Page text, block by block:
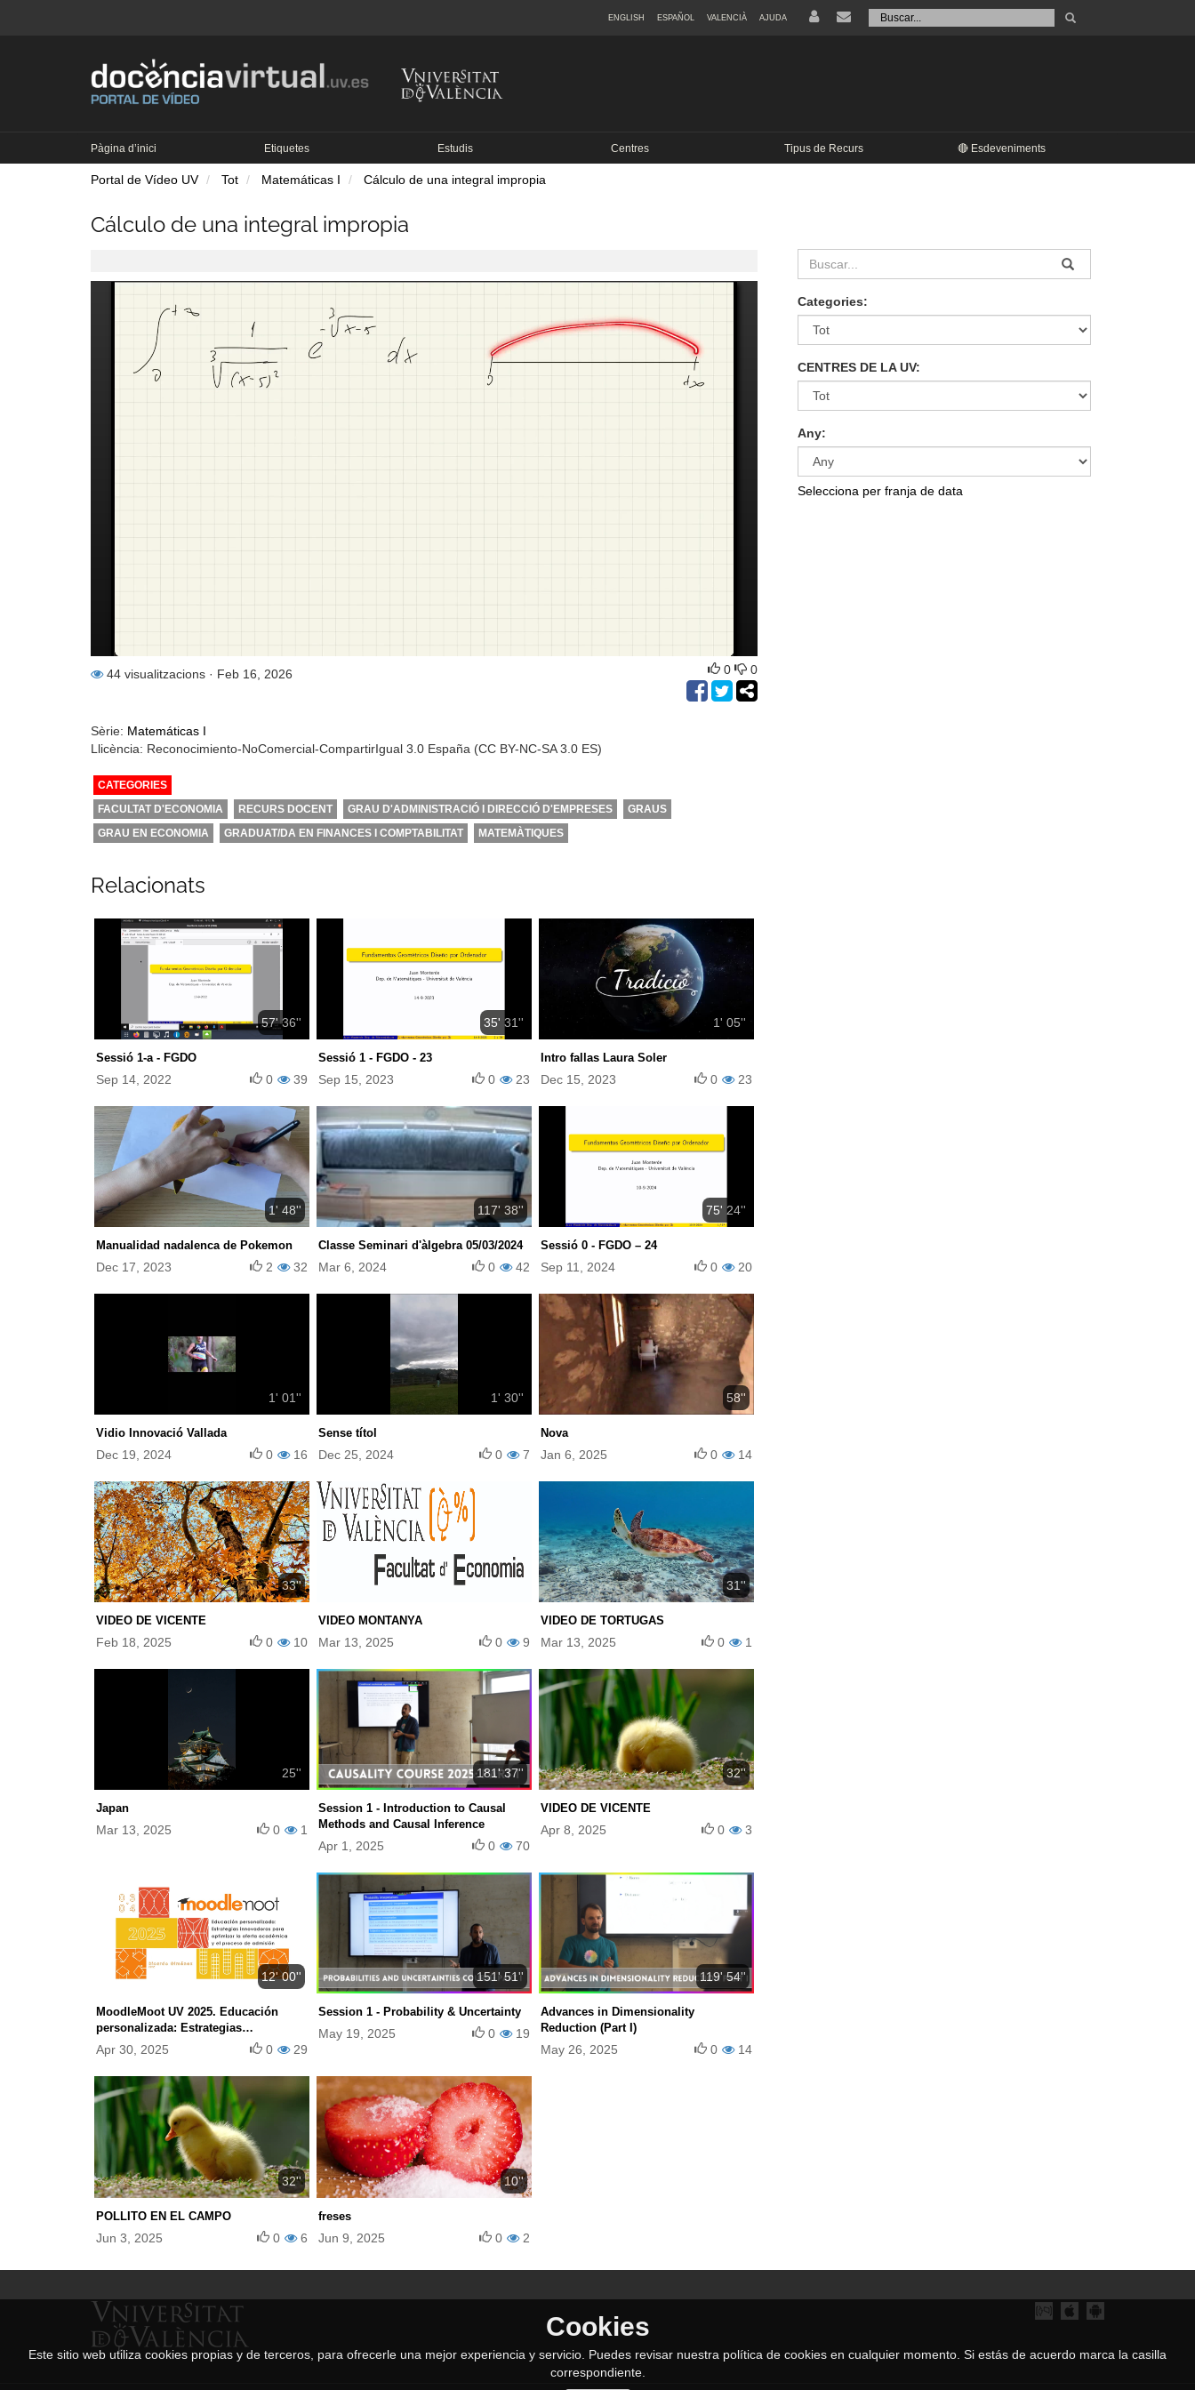
Buscar
Tramet
ENGLISH ESPAÑOL VALENCIÀ AJUDA
Pàgina d’inici Etiquetes Estudis Centres Tipus de Recurs 🔴 Esdeveniments
Portal de Vídeo UV Tot Matemáticas I Cálculo de una integral impropia
Cálculo de una integral impropia
44 visualitzacions · Feb 16, 2026 0 0
Sèrie: Matemáticas I
Llicència: Reconocimiento-NoComercial-CompartirIgual 3.0 España (CC BY-NC-SA 3.0 ES)
CATEGORIES
FACULTAT D'ECONOMIA
RECURS DOCENT GRAU D'ADMINISTRACIÓ I DIRECCIÓ D'EMPRESES
GRAUS
GRAU EN ECONOMIA
GRADUAT/DA EN FINANCES I COMPTABILITAT MATEMÀTIQUES
Relacionats
57' 36''
Sessió 1-a - FGDO
Sep 14, 2022 39
0
35' 31''
Sessió 1 - FGDO - 23
Sep 15, 2023 23
0
1' 05''
Intro fallas Laura Soler
Dec 15, 2023 23
0
1' 48''
Manualidad nadalenca de Pokemon
Dec 17, 2023 32
2
117' 38''
Classe Seminari d'àlgebra 05/03/2024
Mar 6, 2024 42
0
75' 24''
Sessió 0 - FGDO – 24
Sep 11, 2024 20
0
1' 01''
Vidio Innovació Vallada
Dec 19, 2024 16
0
1' 30''
Sense títol
Dec 25, 2024 7
0
58''
Nova
Jan 6, 2025 14
0
33''
VIDEO DE VICENTE
Feb 18, 2025 10
0
VIDEO MONTANYA
Mar 13, 2025 9
0
31''
VIDEO DE TORTUGAS
Mar 13, 2025 1
0
25''
Japan
Mar 13, 2025 1
0
181' 37''
Session 1 - Introduction to Causal
Methods and Causal Inference
Apr 1, 2025 70
0
32''
VIDEO DE VICENTE
Apr 8, 2025 3
0
12' 00''
MoodleMoot UV 2025. Educación
personalizada: Estrategias
innovadoras para optimizar la oferta
académica y el proceso de admisión.
Apr 30, 2025 29
0
151' 51''
Session 1 - Probability & Uncertainty
May 19, 2025 19
0
119' 54''
Advances in Dimensionality
Reduction (Part I)
May 26, 2025 14
0
32''
POLLITO EN EL CAMPO
Jun 3, 2025 6
0
10''
freses
Jun 9, 2025 2
0
Categories:
CENTRES DE LA UV:
Any:
Selecciona per franja de data
Cookies
Este sitio web utiliza cookies propias y de terceros, para ofrecerle una mejor experiencia y servicio. Puedes revisar nuestra política de cookies en cualquier momento. Si estás de acuerdo marca la casilla
correspondiente.